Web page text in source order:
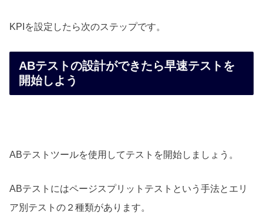
KPIを設定したら次のステップです。
ABテストの設計ができたら早速テストを
開始しよう
ABテストツールを使用してテストを開始しましょう。
ABテストにはページスプリットテストという手法とエリ
ア別テストの２種類があります。